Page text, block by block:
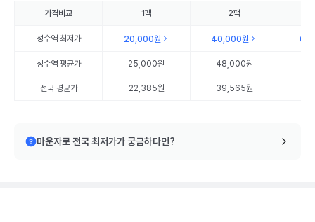
가격비교 1팩 2팩
성수역최저가 20,000원 40,000원
성수역평균가 25,000원 48,000원
전국 평균가 22,385원 39,565원
마운자로 전국 최저가가 궁금하다면?